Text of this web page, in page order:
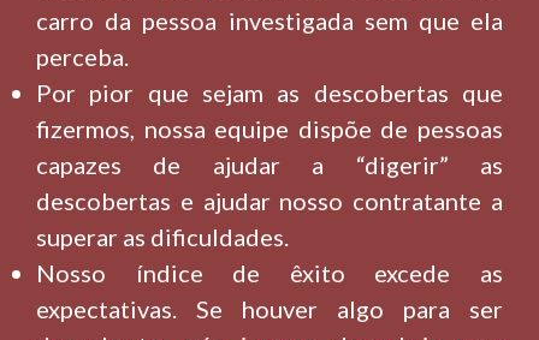
carro da pessoa investigada sem que ela
perceba.
Por pior que sejam as descobertas que
fizermos, nossa equipe dispõe de pessoas
capazes de ajudar a “digerir” as
descobertas e ajudar nosso contratante a
superar as dificuldades.
Nosso índice de êxito excede as
expectativas. Se houver algo para ser